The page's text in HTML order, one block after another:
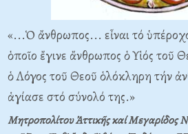
«...Ὁ ἄνθρωπος... εἶναι τό
ὁποῖο ἔγινε ἄνθρωπος ὁ Υἱός
ὁ Λόγος τοῦ Θεοῦ ὁλόκληρη τήν
ἁγίασε στό σύνολό της.»
Μητροπολίτου Ἀττικῆς καί Μεγαρίδος